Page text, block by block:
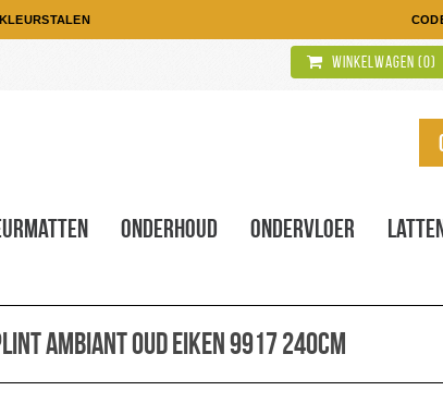
Winkelwagen (0)
Onderhoud Ondervloer
Ambiant oud eiken 9917 240cm